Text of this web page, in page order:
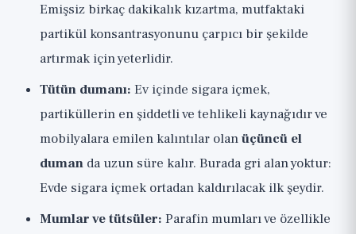
Emişsiz birkaç dakikalık kızartma, mutfaktaki
partikül konsantrasyonunu çarpıcı bir şekilde
artırmak için yeterlidir.
Tütün dumanı: Ev içinde sigara içmek,
partiküllerin en şiddetli ve tehlikeli kaynağıdır ve
mobilyalara emilen kalıntılar olanüçüncü el
duman da uzun süre kalır. Burada gri alan yoktur:
Evde sigara içmek ortadan kaldırılacak ilk şeydir.
Mumlar ve tütsüler: Parafin mumları ve özellikle